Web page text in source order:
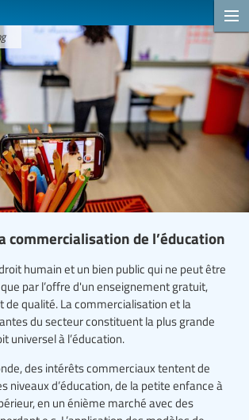
commercialisation de l’éducation
humain et un bien public qui ne peut être
par l’offre d'un enseignement gratuit,
de qualité. La commercialisation et la
du secteur constituent la plus grande
universel à l’éducation.
des intérêts commerciaux tentent de
niveaux d’éducation, de la petite enfance à
en un énième marché avec des